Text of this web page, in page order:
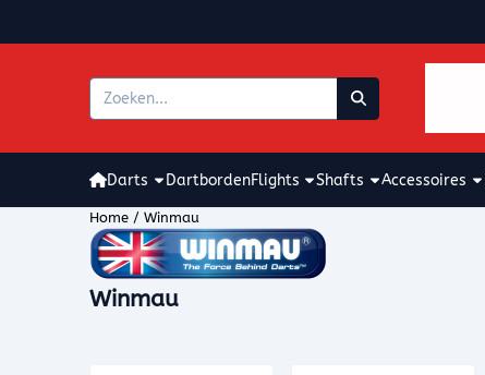
Zoeken
Darts DartbordenFlights Shafts Accessoires
Home / Winmau
Winmau